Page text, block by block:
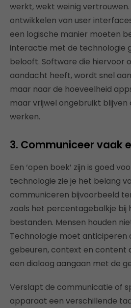
werkt, wekt weinig
ontwikkelen van user
een logische manier moeten
interactie met de technologie
belooft. Software die hiervoor
aandacht heeft, wordt snel
maar naar de hoeveelheid
maar vrijwel ongebruikt blijven
werken.
3. Communiceer vaak
Een ‘open boek’ zijn is goed
technologie zie je het belang
communiceren bijvoorbeeld
zoals het percentagebalkje bij
bestanden. Mensen houden
Technologie moet anticiperen
gebeuren, context en content
een dialoog aangaan met de
Verslapt de communicatie of
apparaat een verschillende